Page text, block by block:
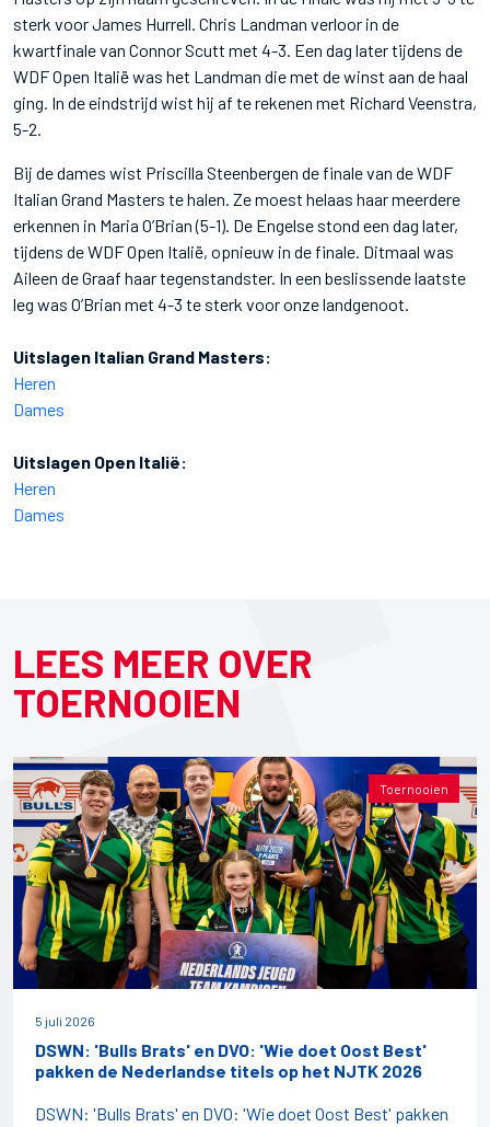
sterk voor James Hurrell. Chris Landman verloor in de
kwartfinale van Connor Scutt met 4-3. Een dag later tijdens de
WDF Open Italië was het Landman die met de winst aan de haal
ging. In de eindstrijd wist hij af te rekenen met Richard Veenstra,
5-2.
Bij de dames wist Priscilla Steenbergen de finale van de WDF
Italian Grand Masters te halen. Ze moest helaas haar meerdere
erkennen in Maria O’Brian (5-1). De Engelse stond een dag later,
tijdens de WDF Open Italië, opnieuw in de finale. Ditmaal was
Aileen de Graaf haar tegenstandster. In een beslissende laatste
leg was O’Brian met 4-3 te sterk voor onze landgenoot.
Uitslagen Italian Grand Masters:
Heren
Dames
Uitslagen Open Italië:
Heren
Dames
LEES MEER OVER
TOERNOOIEN
Toernooien
5 juli 2026
DSWN: 'Bulls Brats' en DVO: 'Wie doet Oost Best'
pakken de Nederlandse titels op het NJTK 2026
DSWN: 'Bulls Brats' en DVO: 'Wie doet Oost Best' pakken